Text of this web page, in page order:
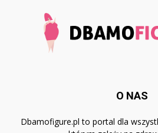
O NAS
Dbamofigure.pl to portal dla